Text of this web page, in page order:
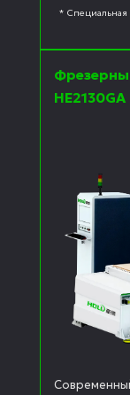
* Специальная
HE2130GA